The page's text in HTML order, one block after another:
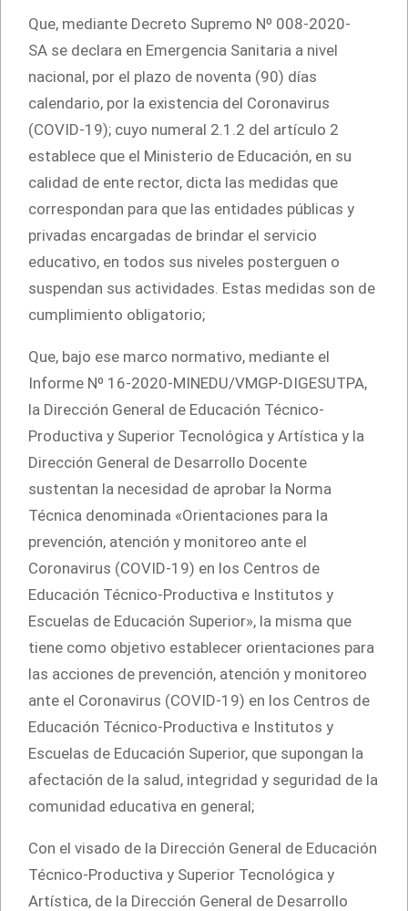
Que, mediante Decreto Supremo Nº 008-2020-
SA se declara en Emergencia Sanitaria a nivel
nacional, por el plazo de noventa (90) días
calendario, por la existencia del Coronavirus
(COVID-19); cuyo numeral 2.1.2 del artículo 2
establece que el Ministerio de Educación, en su
calidad de ente rector, dicta las medidas que
correspondan para que las entidades públicas y
privadas encargadas de brindar el servicio
educativo, en todos sus niveles posterguen o
suspendan sus actividades. Estas medidas son de
cumplimiento obligatorio;
Que, bajo ese marco normativo, mediante el
Informe Nº 16-2020-MINEDU/VMGP-DIGESUTPA,
la Dirección General de Educación Técnico-
Productiva y Superior Tecnológica y Artística y la
Dirección General de Desarrollo Docente
sustentan la necesidad de aprobar la Norma
Técnica denominada «Orientaciones para la
prevención, atención y monitoreo ante el
Coronavirus (COVID-19) en los Centros de
Educación Técnico-Productiva e Institutos y
Escuelas de Educación Superior», la misma que
tiene como objetivo establecer orientaciones para
las acciones de prevención, atención y monitoreo
ante el Coronavirus (COVID-19) en los Centros de
Educación Técnico-Productiva e Institutos y
Escuelas de Educación Superior, que supongan la
afectación de la salud, integridad y seguridad de la
comunidad educativa en general;
Con el visado de la Dirección General de Educación
Técnico-Productiva y Superior Tecnológica y
Artística, de la Dirección General de Desarrollo